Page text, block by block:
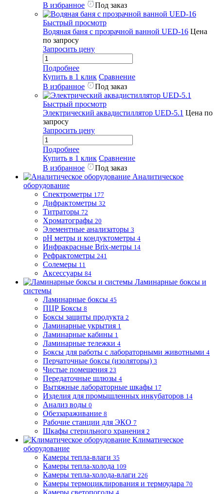
В избранное
Под заказ
Быстрый просмотр
Водяная баня с прозрачной ванной UED-16 Цена
по запросу
Запросить цену
Подробнее
Купить в 1 клик Сравнение
В избранное
Под заказ
Быстрый просмотр
Электрический аквадистиллятор UED-5.1 Цена по
запросу
Запросить цену
Подробнее
Купить в 1 клик Сравнение
В избранное
Под заказ
Аналитическое
оборудование
Спектрометры 177
Дифрактометры 32
Титраторы 72
Хроматографы 20
Элементные анализаторы 3
pH метры и кондуктометры 4
Инфракрасные Brix-метры 14
Рефрактометры 241
Солемеры 11
Аксессуары 84
Ламинарные боксы и
системы
Ламинарные боксы 45
ПЦР Боксы 8
Боксы защиты продукта 2
Ламинарные укрытия 1
Ламинарные кабины 1
Ламинарные тележки 4
Боксы для работы с лабораторными животными 4
Перчаточные боксы (изоляторы) 3
Чистые помещения 23
Передаточные шлюзы 4
Вытяжные лабораторные шкафы 17
Изделия для промышленных инкубаторов 14
Анализ воды 0
Обеззараживание 8
Рабочие станции для ЭКО 7
Шкафы стерильного хранения 2
Климатическое
оборудование
Камеры тепла-влаги 35
Камеры тепла-холода 109
Камеры тепла-холода-влаги 226
Камеры термоциклирования и термоудара 70
Камеры светопогоды